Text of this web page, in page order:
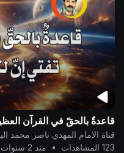
قاعدةٌ بالحقّ في القرآن
قناة الامام المهدي ناصر محمد
123 المشاهدات
• منذ 2 سنوات